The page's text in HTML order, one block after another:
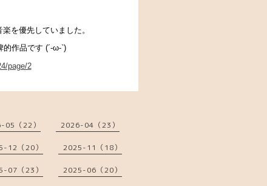
を優先していました。
作品です (´-ω-`)
page/2
05（22） 2026-04（23）
12（20） 2025-11（18）
07（23） 2025-06（20）